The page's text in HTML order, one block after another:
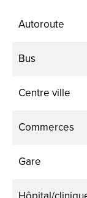
Autoroute
Bus
Centre ville
Commerces
Gare